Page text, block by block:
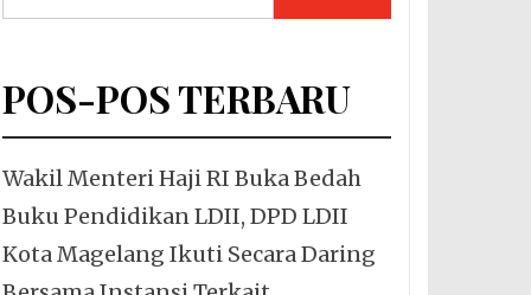
untuk:
POS-POS TERBARU
Wakil Menteri Haji RI Buka Bedah
Buku Pendidikan LDII, DPD LDII
Kota Magelang Ikuti Secara Daring